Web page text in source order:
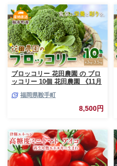
ブロッコリー 花田農園 の ブロ
ッコリー 10個 花田農園 《11月
町 ぶろっこりー 野菜 ブロッコ
リー 産地直送 送料無料
福岡県鞍手町
8,500円